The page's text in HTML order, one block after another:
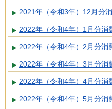
2021年（令和3年）12月分
2022年（令和4年）1月分消
2022年（令和4年）2月分消
2022年（令和4年）3月分消
2022年（令和4年）4月分消
2022年（令和4年）5月分消